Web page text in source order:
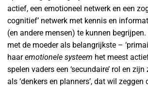
actief, een emotioneel netwerk en een
cognitief’ netwerk met kennis en
(en andere mensen) te kunnen
met de moeder als belangrijkste –
haaremotionele systeem het meest
spelen vaders een ‘secundaire’ rol en
als ‘denkers en planners’, dat wil